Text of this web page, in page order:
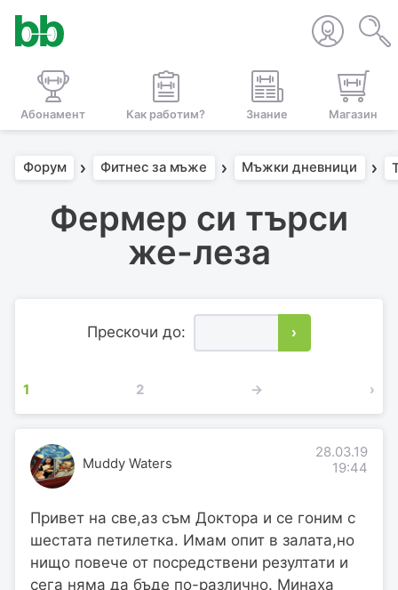
Абонамент Как работим? Знание Магазин
Форум Фитнес за мъже Мъжки дневници
Фермер си търси
же-леза
Прескочи до: ›
1 2 → ›
Muddy Waters
28.03.19
19:44
Привет на све,аз съм Доктора и се гоним с
шестата петилетка. Имам опит в залата,но
нищо повече от посредствени резултати и
сега няма да бъде по-различно. Минаха